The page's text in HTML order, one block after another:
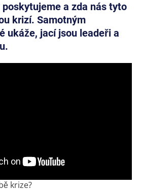
a zda nás tyto
krizí. Samotným
ukáže, jací jsou leadeři a
krize?